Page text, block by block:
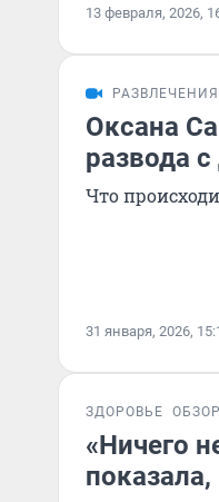
13 февраля, 2026,
РАЗВЛЕЧЕНИЯ
Оксана
развода
Что
31 января, 2026,
ЗДОРОВЬЕ ОБЗОР
«Ничего